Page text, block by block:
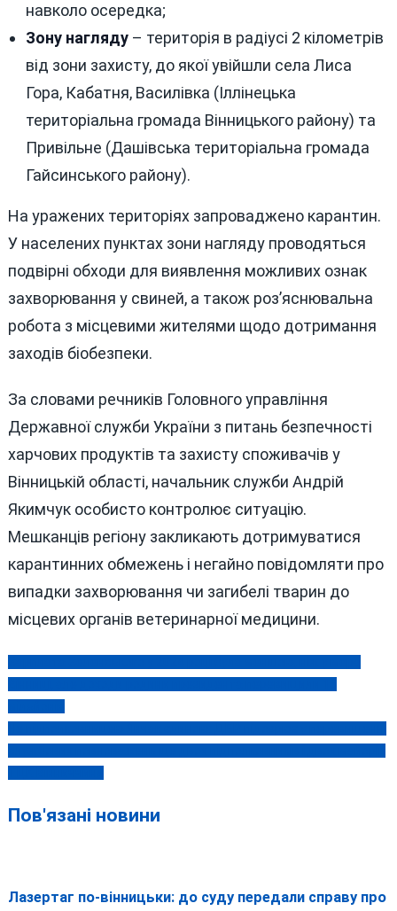
навколо осередка;
Зону нагляду– територія в радіусі 2 кілометрів
від зони захисту, до якої увійшли села Лиса
Гора, Кабатня, Василівка (Іллінецька
територіальна громада Вінницького району) та
Привільне (Дашівська територіальна громада
Гайсинського району).
На уражених територіях запроваджено карантин.
У населених пунктах зони нагляду проводяться
подвірні обходи для виявлення можливих ознак
захворювання у свиней, а також роз’яснювальна
робота з місцевими жителями щодо дотримання
заходів біобезпеки.
За словами речників Головного управління
Державної служби України з питань безпечності
харчових продуктів та захисту споживачів у
Вінницькій області, начальник служби Андрій
Якимчук особисто контролює ситуацію.
Мешканців регіону закликають дотримуватися
карантинних обмежень і негайно повідомляти про
випадки захворювання чи загибелі тварин до
місцевих органів ветеринарної медицини.
Навігація
записів
Пов'язані новини
Лазертаг по-вінницьки: до суду передали справу про